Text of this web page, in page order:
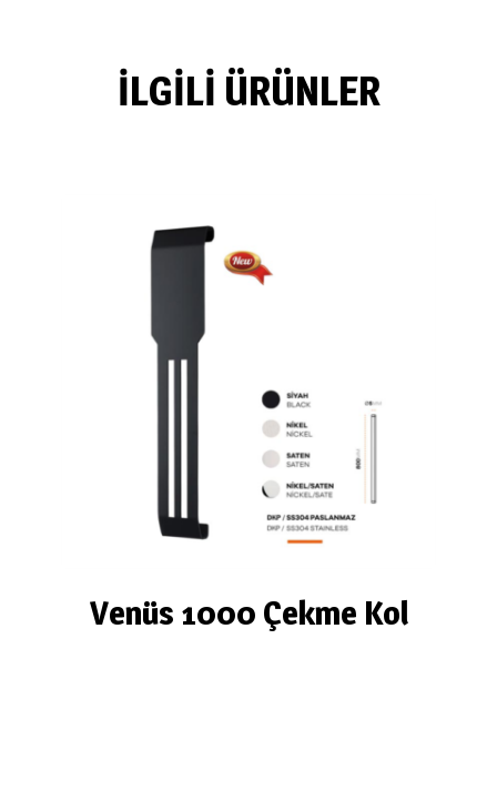
İLGILI ÜRÜNLER
Venüs 1000 Çekme Kol